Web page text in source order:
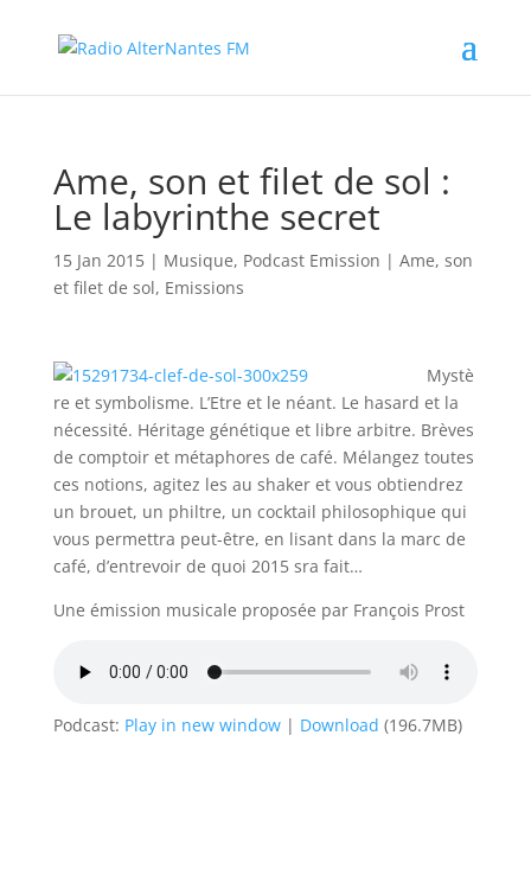
Ame, son et filet de sol :
Le labyrinthe secret
15 Jan 2015| Musique, Podcast Emission | Ame, son
et filet de sol, Emissions
Mystè
re et symbolisme. L’Etre et le néant. Le hasard et la
nécessité. Héritage génétique et libre arbitre. Brèves
de comptoir et métaphores de café. Mélangez toutes
ces notions, agitez les au shaker et vous obtiendrez
un brouet, un philtre, un cocktail philosophique qui
vous permettra peut-être, en lisant dans la marc de
café, d’entrevoir de quoi 2015 sra fait…
Une émission musicale proposée par François Prost
Podcast: Play in new window| Download (196.7MB)